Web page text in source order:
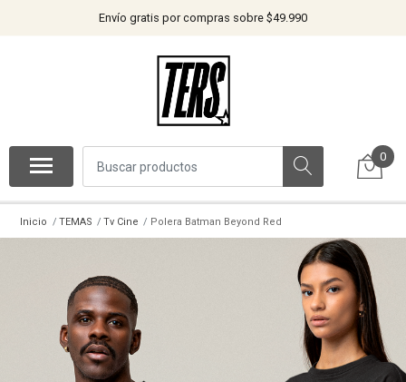
Envío gratis por compras sobre $49.990
0
Inicio TEMAS Tv Cine Polera Batman Beyond Red